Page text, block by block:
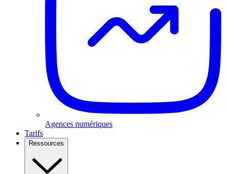
Agences numériques
Tarifs
Ressources